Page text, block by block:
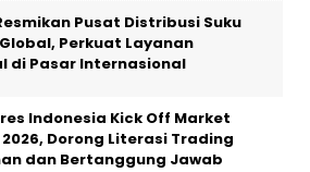
Pusat Distribusi Suku
Perkuat Layanan
di Pasar Internasional
Indonesia Kick Off Market
Dorong Literasi Trading
dan Bertanggung Jawab